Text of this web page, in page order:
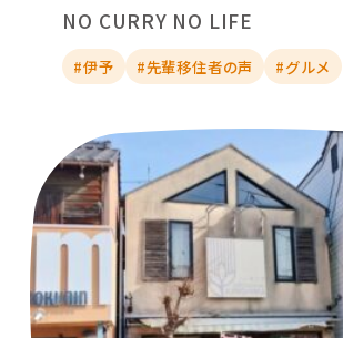
NO CURRY NO LIFE
#伊予 #先輩移住者の声 #グルメ